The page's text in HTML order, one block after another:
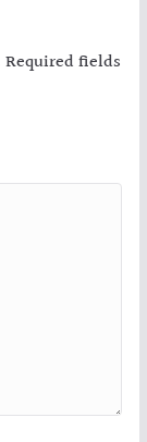
Required fields